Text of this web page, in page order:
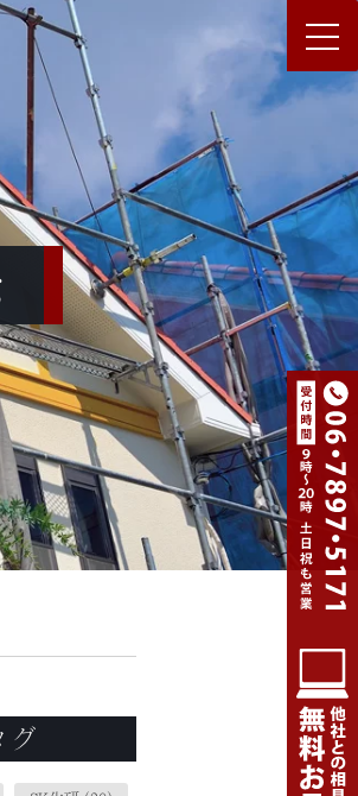
グ